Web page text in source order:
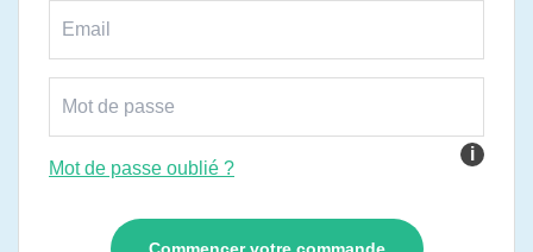
i
Mot de passe oublié ?